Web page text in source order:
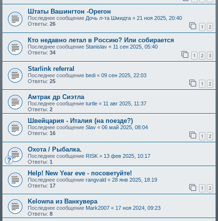
Штаты Вашингтон -Орегон
Последнее сообщение Дочь л-та Шмидта « 21 ноя 2025, 20:40
Ответы: 26 1 2
Кто недавно летал в Россию? Или собирается
Последнее сообщение Stanislav « 11 сен 2025, 05:40
Ответы: 34 1 2 3
Starlink referral
Последнее сообщение bedi « 09 сен 2025, 22:03
Ответы: 25 1 2
Амтрак др Сиэтла
Последнее сообщение turtle « 11 авг 2025, 11:37
Ответы: 2
Швейцария - Италия (на поезде?)
Последнее сообщение Slav « 06 май 2025, 08:04
Ответы: 16 1 2
Охота / Рыбалка.
Последнее сообщение RISK « 13 фев 2025, 10:17
Ответы: 1
Help! New Year eve - посоветуйте!
Последнее сообщение rangvald « 28 янв 2025, 18:19
Ответы: 17 1 2
Kelowna из Ванкувера
Последнее сообщение Mark2007 « 17 ноя 2024, 09:23
Ответы: 8